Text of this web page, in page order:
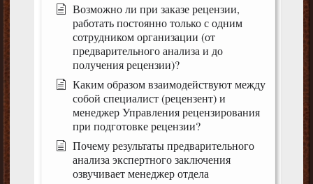
Возможно ли при заказе рецензии,
работать постоянно только с одним
сотрудником организации (от
предварительного анализа и до
получения рецензии)?
Каким образом взаимодействуют между
собой специалист (рецензент) и
менеджер Управления рецензирования
при подготовке рецензии?
Почему результаты предварительного
анализа экспертного заключения
озвучивает менеджер отдела